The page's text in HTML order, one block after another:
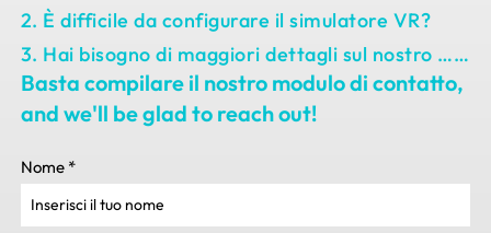
2. È difficile da configurare il simulatore VR?
3. Hai bisogno di maggiori dettagli sul nostro ……
Basta compilare il nostro modulo di contatto,
and we'll be glad to reach out!
Nome *